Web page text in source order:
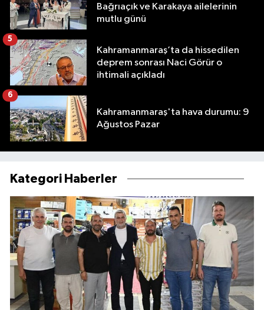
Bağrıaçık ve Karakaya ailelerinin
mutlu günü
Kahramanmaraş’ta da hissedilen
deprem sonrası Naci Görür o
ihtimali açıkladı
5
Kahramanmaraş'ta hava durumu: 9
Ağustos Pazar
6
Kategori Haberler